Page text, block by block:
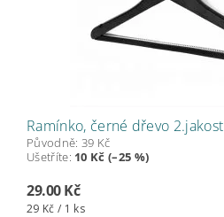
Ramínko, černé dřevo 2.jakost
Původně: 39 Kč
Ušetříte: 10 Kč (–25 %)
29.00 Kč
29 Kč / 1 ks